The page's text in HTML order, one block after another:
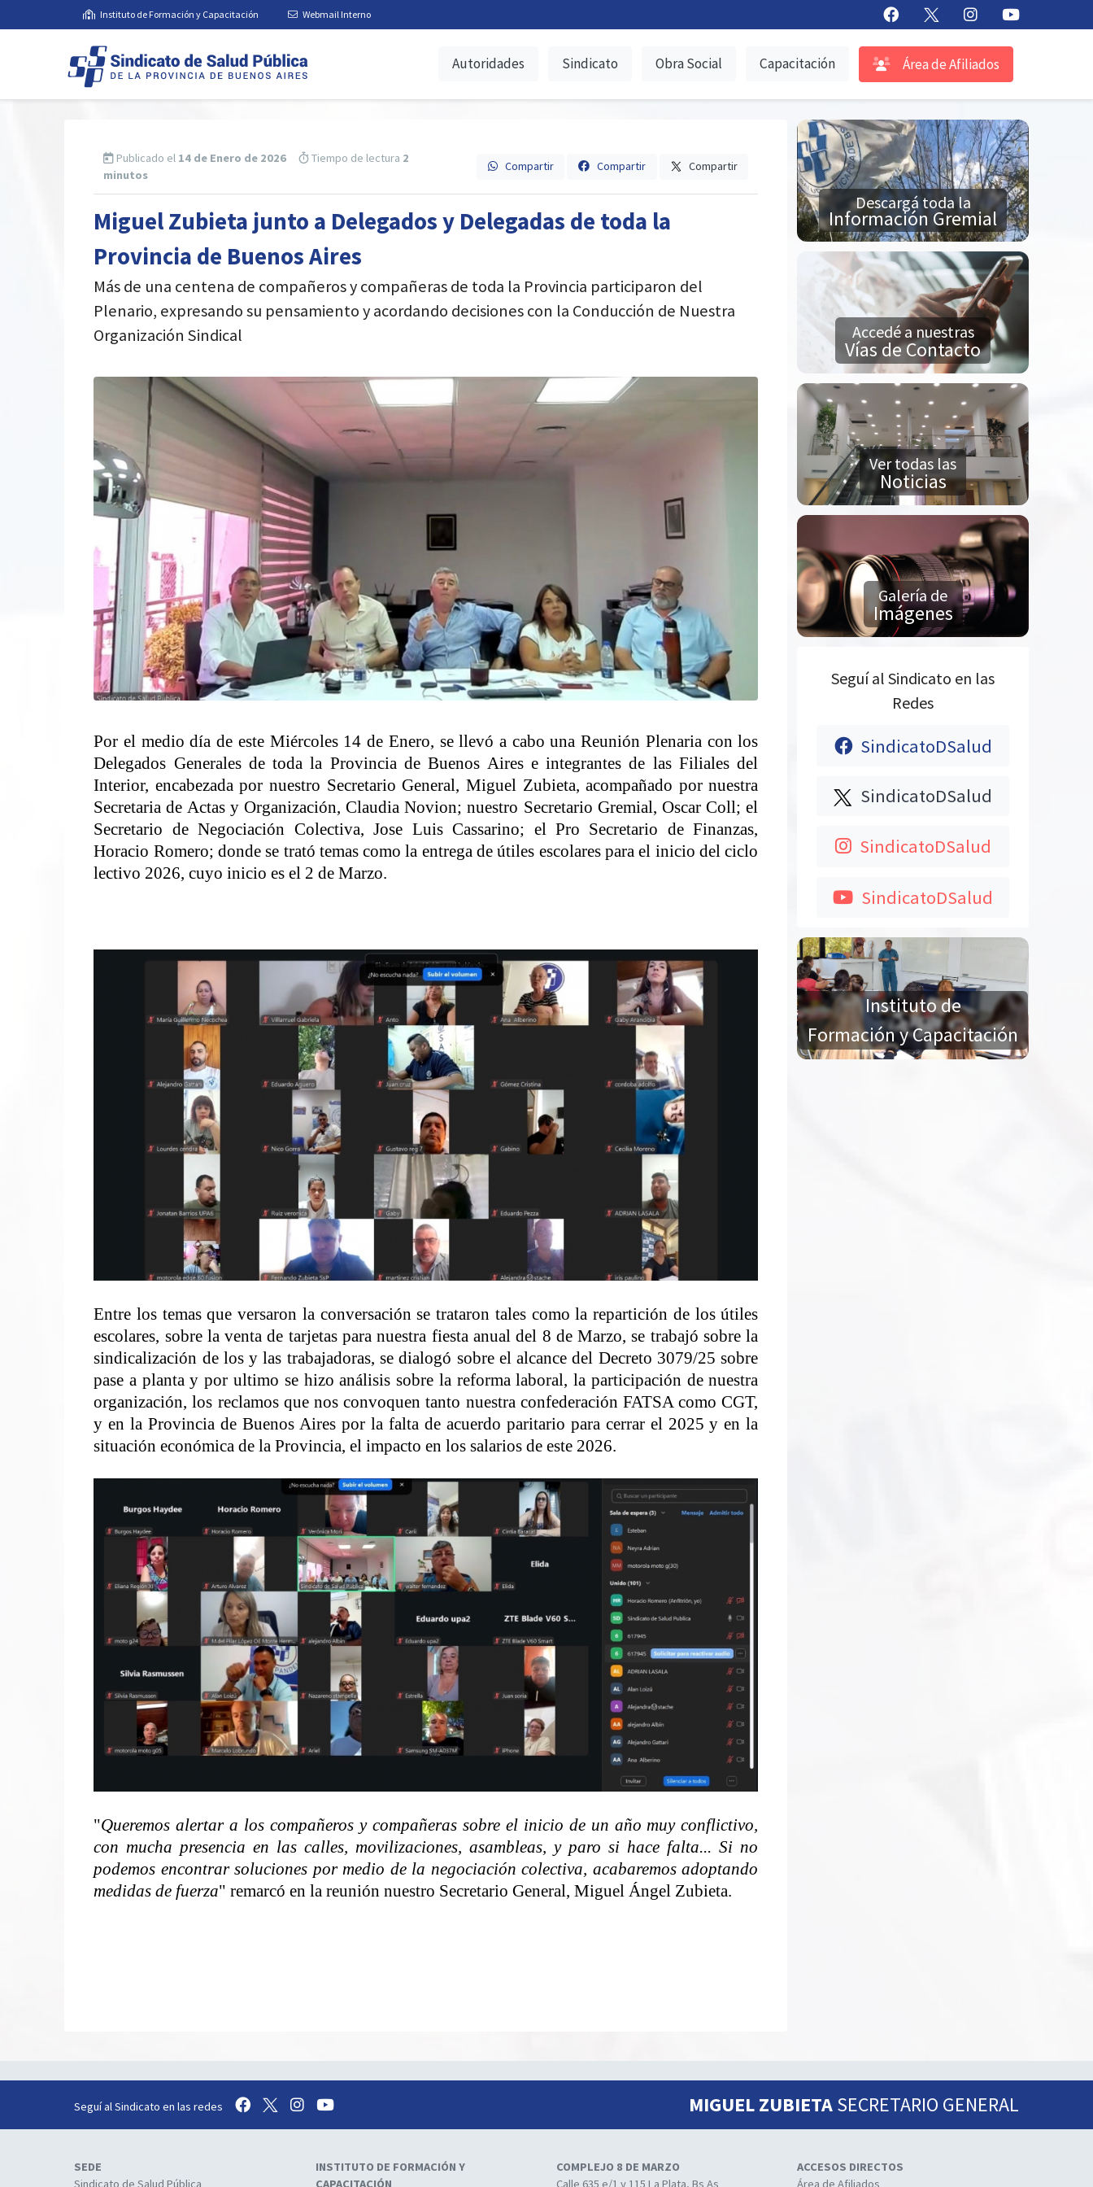
Instituto de Formación y Capacitación Webmail Interno
Autoridades Sindicato Obra Social Capacitación Área de Afiliados
Publicado el 14 de Enero de 2026 Tiempo de lectura 2
minutos
Compartir Compartir Compartir
Miguel Zubieta junto a Delegados y Delegadas de toda la
Provincia de Buenos Aires
Más de una centena de compañeros y compañeras de toda la Provincia participaron del
Plenario, expresando su pensamiento y acordando decisiones con la Conducción de Nuestra
Organización Sindical
Por el medio día de este Miércoles 14 de Enero, se llevó a cabo una Reunión Plenaria con los
Delegados Generales de toda la Provincia de Buenos Aires e integrantes de las Filiales del
Interior, encabezada por nuestro Secretario General, Miguel Zubieta, acompañado por nuestra
Secretaria de Actas y Organización, Claudia Novion; nuestro Secretario Gremial, Oscar Coll; el
Secretario de Negociación Colectiva, Jose Luis Cassarino; el Pro Secretario de Finanzas,
Horacio Romero; donde se trató temas como la entrega de útiles escolares para el inicio del ciclo
lectivo 2026, cuyo inicio es el 2 de Marzo.
Entre los temas que versaron la conversación se trataron tales como la repartición de los útiles
escolares, sobre la venta de tarjetas para nuestra fiesta anual del 8 de Marzo, se trabajó sobre la
sindicalización de los y las trabajadoras, se dialogó sobre el alcance del Decreto 3079/25 sobre
pase a planta y por ultimo se hizo análisis sobre la reforma laboral, la participación de nuestra
organización, los reclamos que nos convoquen tanto nuestra confederación FATSA como CGT,
y en la Provincia de Buenos Aires por la falta de acuerdo paritario para cerrar el 2025 y en la
situación económica de la Provincia, el impacto en los salarios de este 2026.
"Queremos alertar a los compañeros y compañeras sobre el inicio de un año muy conflictivo,
con mucha presencia en las calles, movilizaciones, asambleas, y paro si hace falta... Si no
podemos encontrar soluciones por medio de la negociación colectiva, acabaremos adoptando
medidas de fuerza" remarcó en la reunión nuestro Secretario General, Miguel Ángel Zubieta.
Descargá toda la
Información Gremial
Accedé a nuestras
Vías de Contacto
Ver todas las
Noticias
Galería de
Imágenes
Seguí al Sindicato en las
Redes
SindicatoDSalud
SindicatoDSalud
SindicatoDSalud
SindicatoDSalud
Instituto de
Formación y Capacitación
Seguí al Sindicato en las redes MIGUEL ZUBIETASECRETARIO GENERAL
SEDE
Sindicato de Salud Pública
INSTITUTO DE FORMACIÓN Y
CAPACITACIÓN
COMPLEJO 8 DE MARZO
Calle 635 e/1 y 115 La Plata, Bs As
ACCESOS DIRECTOS
Área de Afiliados